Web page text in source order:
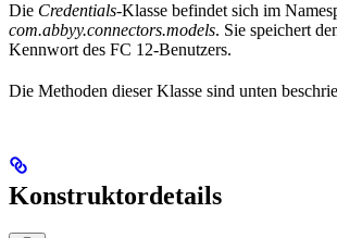
Die Credentials-Klasse befindet sich im
com.abbyy.connectors.models. Sie speichert
Kennwort des FC 12-Benutzers.
Die Methoden dieser Klasse sind unten
Konstruktordetails